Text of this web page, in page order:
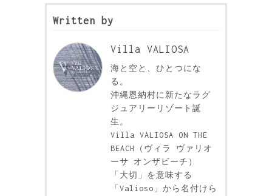
Written by
Villa VALIOSA
海と空と、ひとつにな
る。
沖縄恩納村に新たなラグ
ジュアリーリゾート誕
生。
Villa VALIOSA ON THE
BEACH（ヴィラ ヴァリオ
ーサ オンザビーチ）
「大切」を意味する
「Valioso」から名付けら